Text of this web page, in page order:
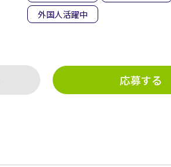
外国人活躍中
応募する